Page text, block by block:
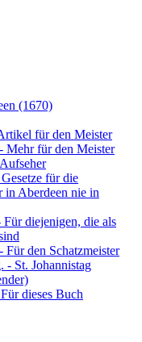
(1670)
für den Meister
Mehr für den Meister
für die
in Aberdeen nie in
diejenigen, die als
Für den Schatzmeister
- St. Johannistag
dieses Buch